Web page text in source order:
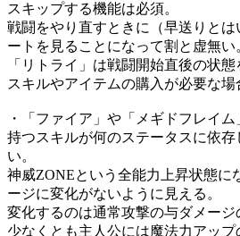
スキップする機能は必須。
戦闘をやり直すときに（早送りと
ートを見ることになって割と虚無い
「リトライ」は戦闘開始直後の状
スキルやアイテムの購入が必要な場
・「ファイア」や「メギドフレイ
持つスキルが何のステータスに依
い。
神威ZONEという全能力上昇状態に
ージに変化がないように見える。
変化するのは通常攻撃の与ダメージ
少なくとも主人公には魔法力アッ